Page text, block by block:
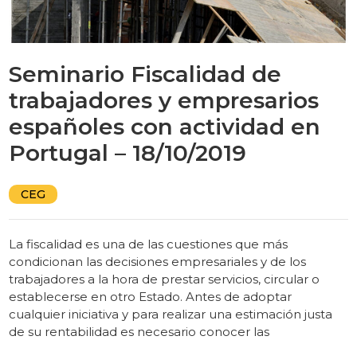
Seminario Fiscalidad de
trabajadores y empresarios
españoles con actividad en
Portugal – 18/10/2019
CEG
La fiscalidad es una de las cuestiones que más
condicionan las decisiones empresariales y de los
trabajadores a la hora de prestar servicios, circular o
establecerse en otro Estado. Antes de adoptar
cualquier iniciativa y para realizar una estimación justa
de su rentabilidad es necesario conocer las